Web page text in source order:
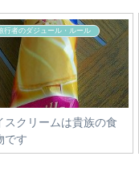
水
がかぶるの絶対イヤ！
ブランド香水のミック
シピ５つ＋上級者用１
仏雑誌調べ】